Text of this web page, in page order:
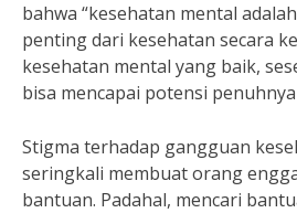
bahwa “kesehatan mental
penting dari kesehatan secara
kesehatan mental yang baik,
bisa mencapai potensi
Stigma terhadap gangguan
seringkali membuat orang
bantuan. Padahal, mencari